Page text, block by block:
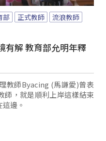
部 正式教師
流浪教師
有解 教育部允明年釋
教師Byacing (馬謙愛)曾表
師，就是順利上岸這樣結束
邊。